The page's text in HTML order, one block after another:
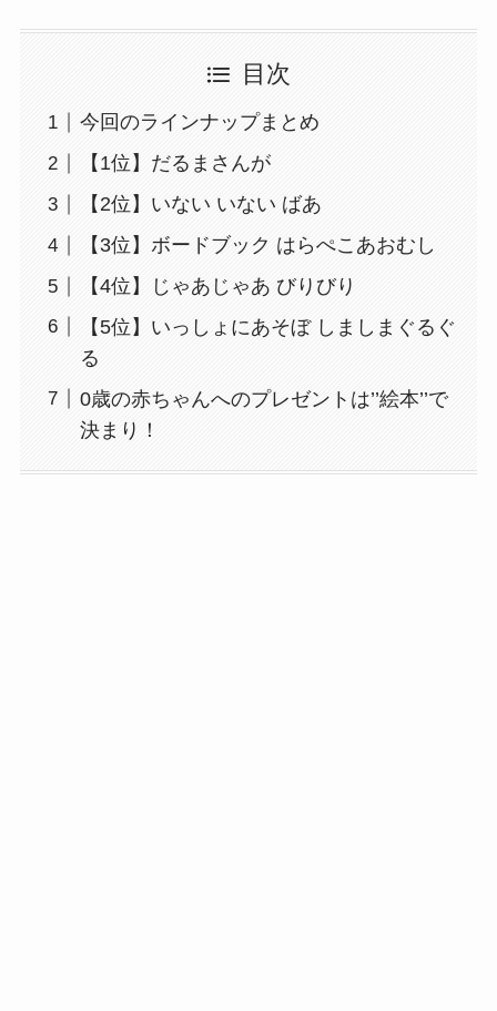
目次
今回のラインナップまとめ
【1位】だるまさんが
【2位】いない いない ばあ
【3位】ボードブック はらぺこあおむし
【4位】じゃあじゃあ びりびり
【5位】いっしょにあそぼ しましまぐるぐ
る
0歳の赤ちゃんへのプレゼントは’’絵本’’で
決まり！